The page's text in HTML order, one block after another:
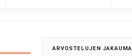
ARVOSTELUJEN JAKAUMA